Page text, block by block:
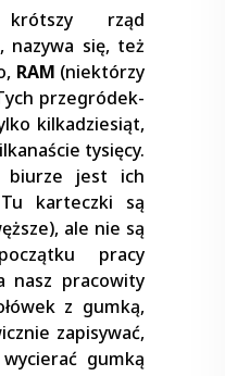
rząd
nazywa się, też
RAM (niektórzy
przegródek-
kilkadziesiąt,
tysięcy.
biurze jest ich
karteczki są
ale nie są
pracy
nasz pracowity
z gumką,
zapisywać,
gumką